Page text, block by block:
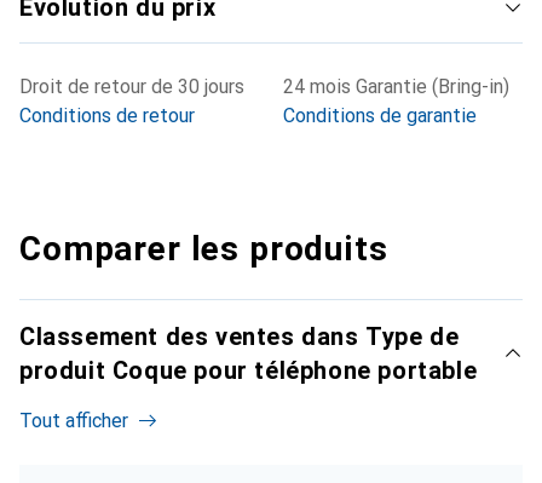
Évolution du prix
Droit de retour de 30 jours
Conditions de retour
24 mois Garantie (Bring-in)
Conditions de garantie
Comparer les produits
Classement des ventes dans Type de
produit Coque pour téléphone portable
Tout afficher